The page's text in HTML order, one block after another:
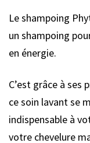
Le shampoing
un shampoing
en énergie.
C’est grâce à ses
ce soin lavant se
indispensable à
votre chevelure